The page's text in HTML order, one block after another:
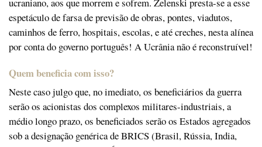
ucraniano, aos que morrem e sofrem. Zelenski presta-se a esse
espetáculo de farsa de previsão de obras, pontes, viadutos,
caminhos de ferro, hospitais, escolas, e até creches, nesta alínea
por conta do governo português! A Ucrânia não é reconstruível!
Quem beneficia com isso?
Neste caso julgo que, no imediato, os beneficiários da guerra
serão os acionistas dos complexos militares-industriais, a
médio longo prazo, os beneficiados serão os Estados agregados
sob a designação genérica de BRICS (Brasil, Rússia, India,